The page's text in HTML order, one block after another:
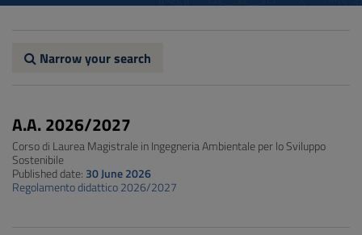
Go
Narrow your search
A.A. 2026/2027
Corso di Laurea Magistrale in Ingegneria Ambientale per lo Sviluppo
Sostenibile
Published date: 30 June 2026
Regolamento didattico 2026/2027